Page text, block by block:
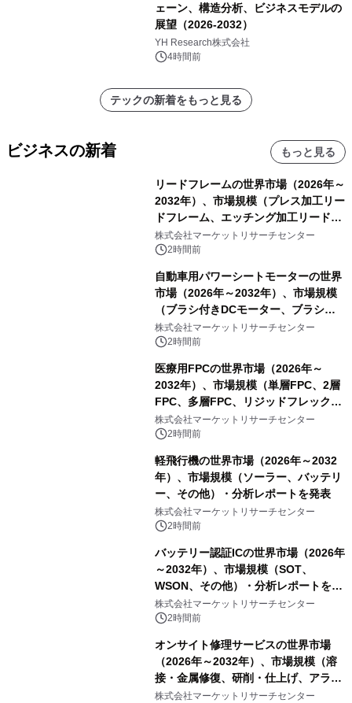
ェーン、構造分析、ビジネスモデルの
展望（2026-2032）
YH Research株式会社
4時間前
テックの新着をもっと見る
ビジネスの新着 もっと見る
リードフレームの世界市場（2026年～
2032年）、市場規模（プレス加工リー
ドフレーム、エッチング加工リードフ
レーム）・分析レポートを発表
株式会社マーケットリサーチセンター
2時間前
自動車用パワーシートモーターの世界
市場（2026年～2032年）、市場規模
（ブラシ付きDCモーター、ブラシレ
スDCモーター）・分析レポートを発
表
株式会社マーケットリサーチセンター
2時間前
医療用FPCの世界市場（2026年～
2032年）、市場規模（単層FPC、2層
FPC、多層FPC、リジッドフレックス
PCB）・分析レポートを発表
株式会社マーケットリサーチセンター
2時間前
軽飛行機の世界市場（2026年～2032
年）、市場規模（ソーラー、バッテリ
ー、その他）・分析レポートを発表
株式会社マーケットリサーチセンター
2時間前
バッテリー認証ICの世界市場（2026年
～2032年）、市場規模（SOT、
WSON、その他）・分析レポートを発
表
株式会社マーケットリサーチセンター
2時間前
オンサイト修理サービスの世界市場
（2026年～2032年）、市場規模（溶
接・金属修復、研削・仕上げ、アライ
メント、その他）・分析レポートを発
株式会社マーケットリサーチセンター